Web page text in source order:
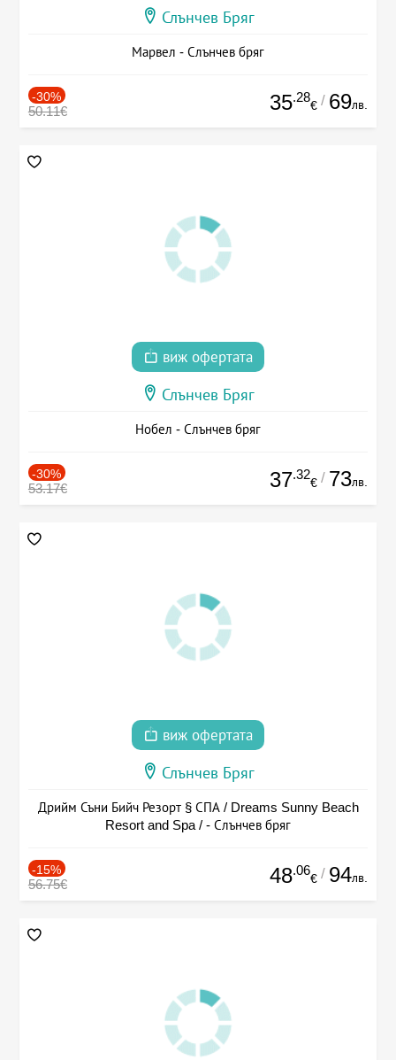
Слънчев Бряг
Марвел - Слънчев бряг
-30%
50.11€ 35.28
€ / 69лв.
виж офертата
Слънчев Бряг
Нобел - Слънчев бряг
-30%
53.17€ 37.32
€ / 73лв.
виж офертата
Слънчев Бряг
Дрийм Съни Бийч Резорт § СПА / Dreams Sunny Beach
Resort and Spa / - Слънчев бряг
-15%
56.75€ 48.06
€ / 94лв.